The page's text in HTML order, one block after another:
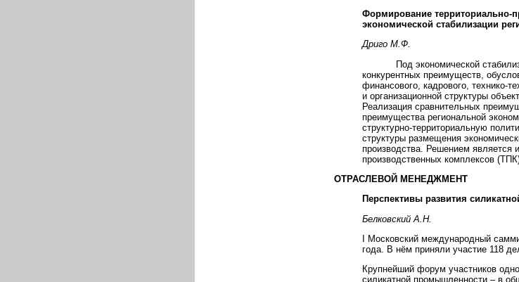
Формирование
экономической стабилизации
Дриго М.Ф.
Под экономической
конкурентных преимуществ,
финансового, кадрового, технико-
и организационной структуры
Реализация сравнительных
преимущества региональной
структурно-территориальную
структуры размещения
производства. Решением является
производственных комплексов
ОТРАСЛЕВОЙ МЕНЕДЖМЕНТ
Перспективы развития
Белковский А.Н.
I Московский международный
года. В нём приняли участие 118
Крупнейший форум участников
силикатной промышленности – в